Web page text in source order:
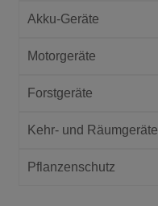
Akku-Geräte
Motorgeräte
Forstgeräte
Kehr- und Räumgeräte
Pflanzenschutz